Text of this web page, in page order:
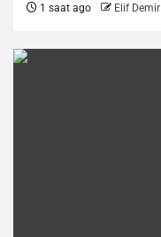
1 saat ago Elif Demir